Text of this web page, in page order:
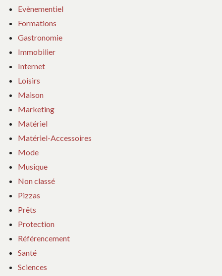
Evènementiel
Formations
Gastronomie
Immobilier
Internet
Loisirs
Maison
Marketing
Matériel
Matériel-Accessoires
Mode
Musique
Non classé
Pizzas
Prêts
Protection
Référencement
Santé
Sciences